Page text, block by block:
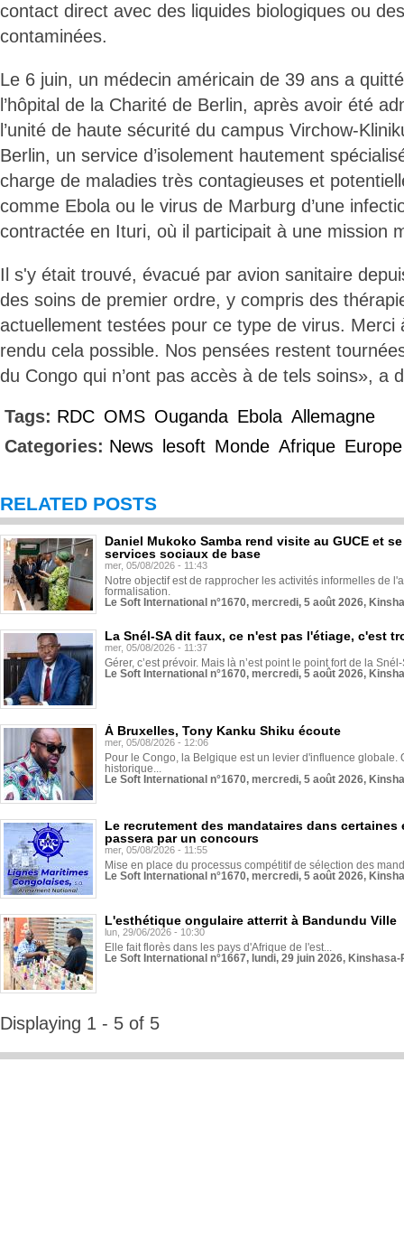
contact direct avec des liquides biologiques ou
contaminées.
Le 6 juin, un médecin américain de 39 ans a
l’hôpital de la Charité de Berlin, après avoir été
l’unité de haute sécurité du campus Virchow-
Berlin, un service d’isolement hautement
charge de maladies très contagieuses et
comme Ebola ou le virus de Marburg d’une
contractée en Ituri, où il participait à une mission
Il s'y était trouvé, évacué par avion sanitaire
des soins de premier ordre, y compris des
actuellement testées pour ce type de virus. Merci
rendu cela possible. Nos pensées restent
du Congo qui n’ont pas accès à de tels soins», a
Tags: RDC OMS Ouganda Ebola Allemagne
Categories: News lesoft Monde Afrique Europe
RELATED POSTS
Daniel Mukoko Samba rend visite au GUCE et
services sociaux de base
mer, 05/08/2026 - 11:43
Notre objectif est de rapprocher les activités informelles de
formalisation.
Le Soft International n°1670, mercredi, 5 août 2026,
La Snél-SA dit faux, ce n'est pas l'étiage, c'est
mer, 05/08/2026 - 11:37
Gérer, c’est prévoir. Mais là n’est point le point fort de la
Le Soft International n°1670, mercredi, 5 août 2026,
À Bruxelles, Tony Kanku Shiku écoute
mer, 05/08/2026 - 12:06
Pour le Congo, la Belgique est un levier d'influence globale.
historique...
Le Soft International n°1670, mercredi, 5 août 2026,
Le recrutement des mandataires dans
passera par un concours
mer, 05/08/2026 - 11:55
Mise en place du processus compétitif de sélection des
Le Soft International n°1670, mercredi, 5 août 2026,
L'esthétique ongulaire atterrit à Bandundu Ville
lun, 29/06/2026 - 10:30
Elle fait florès dans les pays d'Afrique de l'est...
Le Soft International n°1667, lundi, 29 juin 2026,
Displaying 1 - 5 of 5